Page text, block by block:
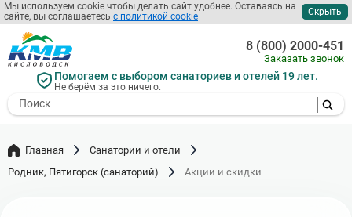
Мы используем cookie чтобы делать сайт удобнее. Оставаясь на
сайте, вы соглашаетесь с политикой cookie Скрыть
Перейти
к
основному
содержанию
Помогаем с выбором санаториев и отелей 19 лет.
Не берём за это ничего.
- I agree to the processing of my
8 (800) 2000-451
Заказать звонок
Главная
Санатории и отели
Родник, Пятигорск (санаторий)
Акции и скидки